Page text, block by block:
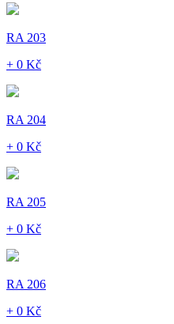
RA 203
+ 0 Kč
RA 204
+ 0 Kč
RA 205
+ 0 Kč
RA 206
+ 0 Kč